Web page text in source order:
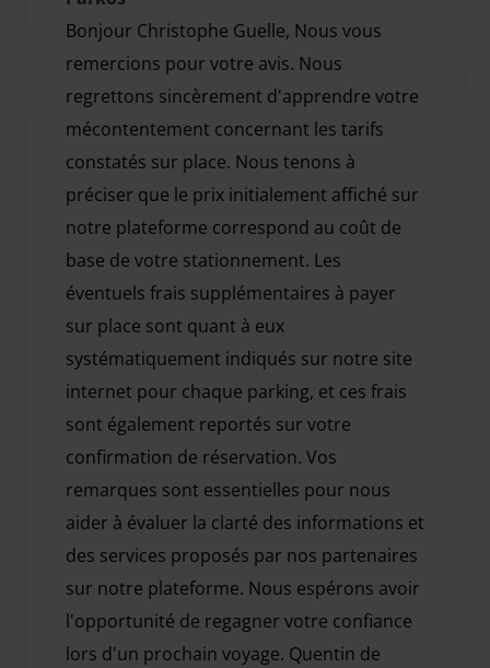
des quatre navettes du parking vous transportera en 8
minutes au dépose-minute de l'aéroport. En plus de
services gratuits, le parking propose également quelques
services payants. Votre véhicule sera garé par le
personnel, il est donc nécessaire de laisser vos clés.
Attention *FRAIS DE NUIT :** Après 19h00 & Avant 07h00
END : +10,00 €* *FRAIS : **+2 Passagers par Navette =
**10 € Aller-Retour* *FRAIS BAGAGES : **Bagages
volumineux ou équipements = **10 € Aller-Retour* *(CLUB
DE GOLF / ÉQUIPEMENT DE PLONGÉE / PLANCHE DE SURF /
ETC.)* *FRAIS DE MODIFICATION DE CONTRAT : **Frais
pour modification du contrat initial : 10 €* *FRAIS
VÉHICULE UTILITAIRE ou LONG : **+4,50 mètres de long 6
€/ Jour.* *FRAIS INCLUANT LE WEEK-END : **10 € sont
appliqués si le stationnement inclut un week-end, hors
jours de début et de fin du week-end.* *FRAIS DE RETARD :
**Pour tout retard dépassant **30 MIN**, vous devrez
payer un supplément de **10,00 €** pour non-respect de
votre heure d’arrivée au parking, **puis 5 € pour chaque
tranche de 30 minutes.*
Bonjour Christophe Guelle, Nous vous
remercions pour votre avis. Nous
regrettons sincèrement d'apprendre votre
mécontentement concernant les tarifs
constatés sur place. Nous tenons à
préciser que le prix initialement affiché sur
notre plateforme correspond au coût de
base de votre stationnement. Les
éventuels frais supplémentaires à payer
sur place sont quant à eux
systématiquement indiqués sur notre site
internet pour chaque parking, et ces frais
sont également reportés sur votre
confirmation de réservation. Vos
remarques sont essentielles pour nous
aider à évaluer la clarté des informations et
des services proposés par nos partenaires
sur notre plateforme. Nous espérons avoir
l'opportunité de regagner votre confiance
lors d'un prochain voyage. Quentin de